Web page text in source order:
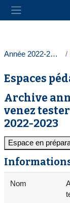
Passer au contenu
Panneau
Année 2022-2023
Espaces
Archive
venez
2022-2023
Espace en
Nom